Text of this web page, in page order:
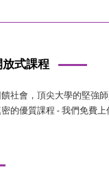
式課程
社會，頂尖大學的堅強
的優質課程 - 我們免費上